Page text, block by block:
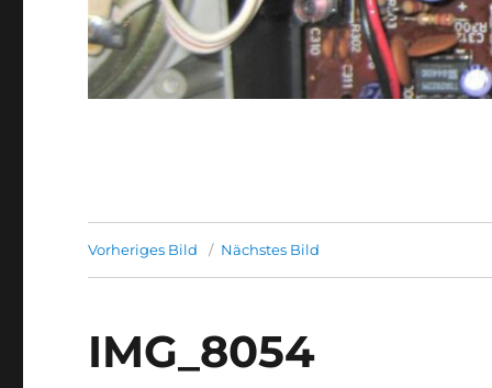
Vorheriges Bild Nächstes Bild
IMG_8054